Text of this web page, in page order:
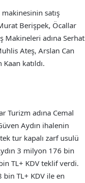
satış
Berişpek, Öcallar
Makineleri adına Serhat
Ateş, Arslan Can
katıldı.
Turizm adına Cemal
Aydın ihalenin
tur kapalı zarf usulü
3 milyon 176 bin
TL+ KDV teklif verdi.
bin TL+ KDV ile en